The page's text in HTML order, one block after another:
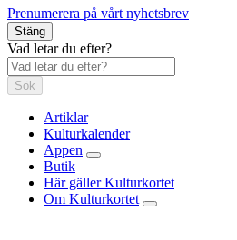
Prenumerera på vårt nyhetsbrev
Stäng
Vad letar du efter?
Sök
Artiklar
Kulturkalender
Appen
Butik
Här gäller Kulturkortet
Om Kulturkortet